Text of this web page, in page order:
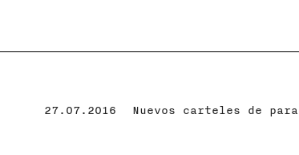
27.07.2016 Nuevos carteles de